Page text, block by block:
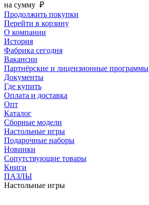
на сумму ₽
Продолжить покупки
Перейти в корзину
О компании
История
Фабрика сегодня
Вакансии
Партнёрские и лицензионные программы
Документы
Где купить
Оплата и доставка
Опт
Каталог
Сборные модели
Настольные игры
Подарочные наборы
Новинки
Сопутствующие товары
Книги
ПАЗЛЫ
Настольные игры